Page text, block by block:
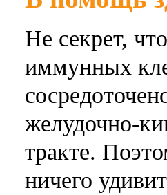
Не секрет,
иммунных
желудочно-
тракте.
ничего